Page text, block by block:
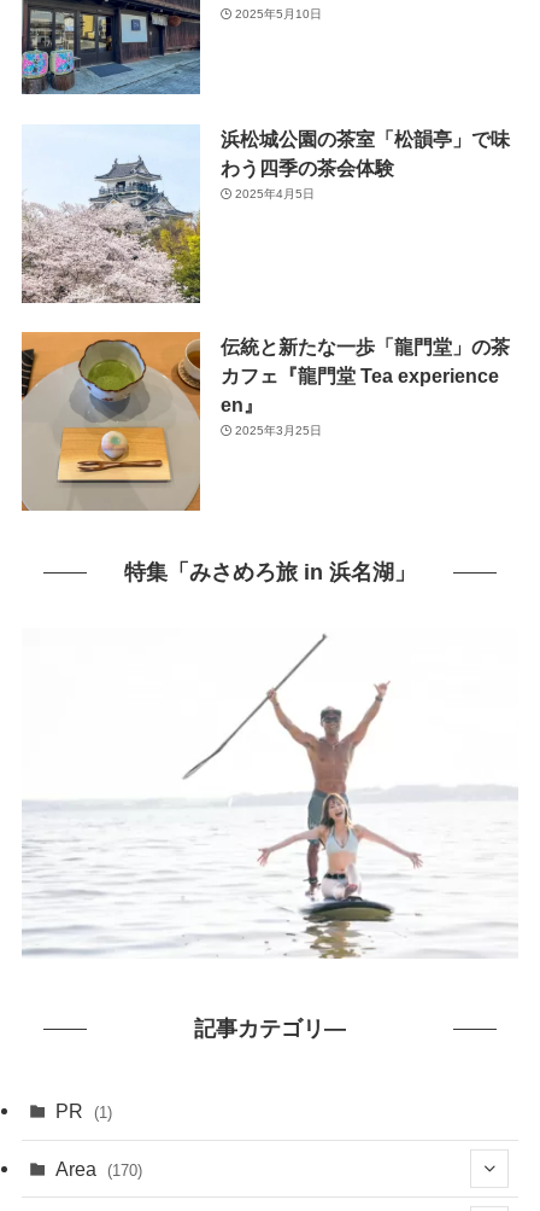
2025年5月10日
浜松城公園の茶室「松韻亭」で味
わう四季の茶会体験
2025年4月5日
伝統と新たな一歩「龍門堂」の茶
カフェ『龍門堂 Tea experience
en』
2025年3月25日
特集「みさめろ旅 in 浜名湖」
記事カテゴリ―
PR (1)
Area (170)